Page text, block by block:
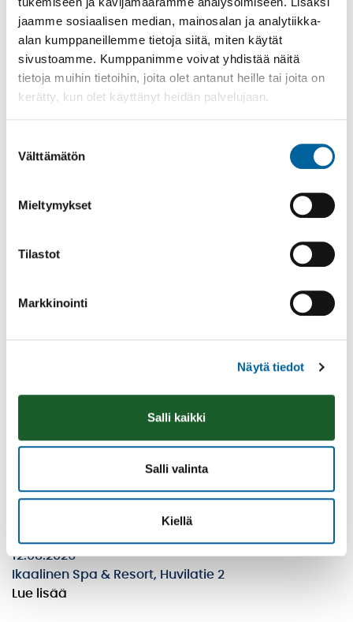
jaamme sosiaalisen median, mainosalan ja analytiikka-
alan kumppaneillemme tietoja siitä, miten käytät
sivustoamme. Kumppanimme voivat yhdistää näitä
tietoja muihin tietoihin, joita olet antanut heille tai joita on
kerätty, kun olet käyttänyt heidän palvelujaan.
valinta
Välttämätön
Mieltymykset
Tilastot
Markkinointi
Näytä tiedot
Salli kaikki
Salli valinta
Kiellä
Avoimet ovet Jyllin Kodin kuntosalilla
Jyllin Kodit
Kesän Tähtitanssit
12.08.2026
Ikaalinen Spa & Resort, Huvilatie 2
Lue lisää